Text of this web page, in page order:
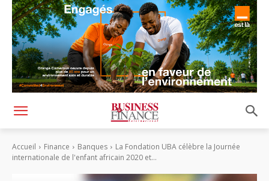
Accueil Finance Banques
La Fondation UBA célèbre la Journée
internationale de l'enfant africain 2020 et...